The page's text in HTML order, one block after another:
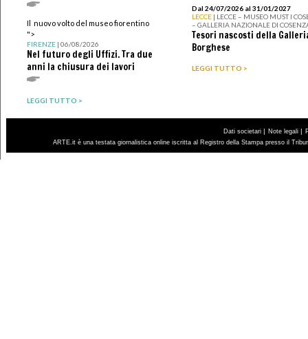
Il nuovo volto del museo fiorentino
">
FIRENZE| 06/08/2026
Nel futuro degli Uffizi. Tra due
anni la chiusura dei lavori
LEGGI TUTTO >
Dal 24/07/2026 al 31/01/2027
LECCE | LECCE – MUSEO MUST I
– GALLERIA NAZIONALE DI
Tesori nascosti della
Borghese
LEGGI TUTTO >
Dati societari | Note legali |
ARTE.it è una testata giornalistica online iscritta al Registro della Stampa presso il